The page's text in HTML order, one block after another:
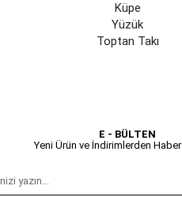
Küpe
Yüzük
Toptan Takı
E - BÜLTEN
Yeni Ürün ve İndirimlerden